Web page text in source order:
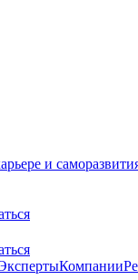
и
Компании